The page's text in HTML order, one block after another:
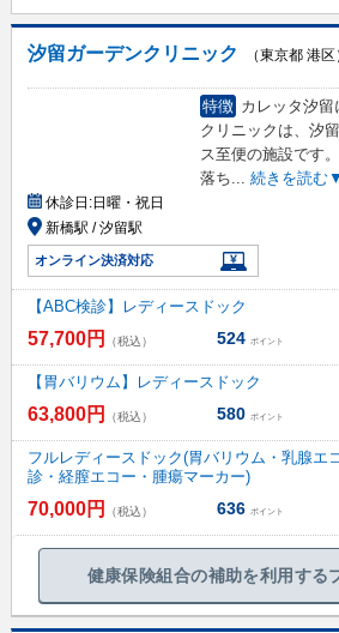
汐留ガーデンクリニック
（東京都 港区
特徴 カレッタ汐
クリニックは、汐
ス至便の施設です。
落ち... 続きを読む▼
休診日:日曜・祝日
新橋駅 / 汐留駅
オンライン決済対応
【ABC検診】レディースドック
57,700円 （税込） 524 ポイント
【胃バリウム】レディースドック
63,800円 （税込） 580 ポイント
フルレディースドック(胃バリウム・乳腺エ
診・経膣エコー・腫瘍マーカー)
70,000円 （税込） 636 ポイント
健康保険組合の補助を利用する